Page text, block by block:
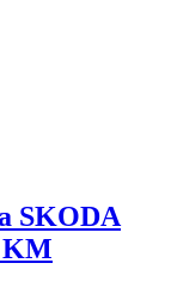
SKODA
KM